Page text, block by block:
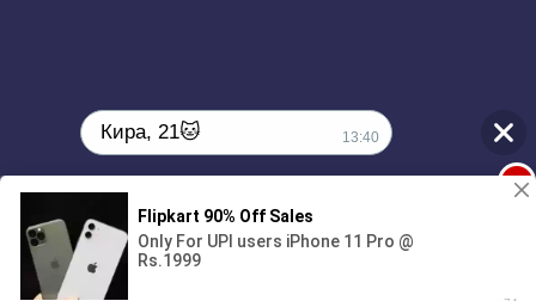
01/07
00:00
Кира, 21🐱 13:40
Поиграешь со мной? 💖🐾
1